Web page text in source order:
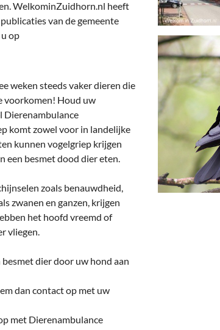
On-line bestellen in Zuidhorn
Financiën, Makelaars & Hypotheken
Diensten, Gemak & Zakelijk
(Ver) Bouw & Onderhoud
Bedrijventerreinen
Bedrijven in de Regio Zuidhorn
Bedrijven van Vroeger
WelkominZuidhorn.nl heeft
van de gemeente
op
weken steeds vaker dieren die
voorkomen! Houd uw
Dierenambulance
komt zowel voor in landelijke
kunnen vogelgriep krijgen
een besmet dood dier eten.
zoals benauwdheid,
zwanen en ganzen, krijgen
het hoofd vreemd of
vliegen.
dier door uw hond aan
dan contact op met uw
met Dierenambulance